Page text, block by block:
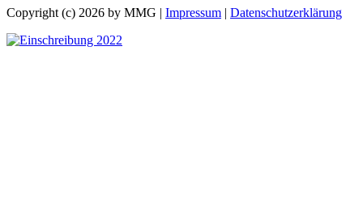
Copyright (c) 2026 by MMG | Impressum | Datenschutzerklärung